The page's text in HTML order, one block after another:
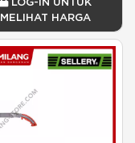
MELIHAT HARGA